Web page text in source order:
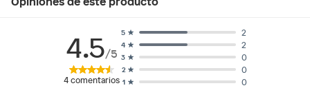
4.5/5
4 comentarios 1 0
2 0
3 0
4 2
5 2